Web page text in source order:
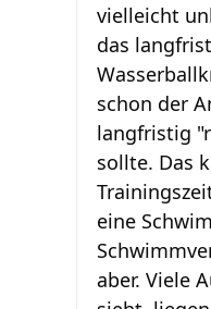
vielleicht
das
schon der
langfristig
sollte. Das
eine
aber. Viele